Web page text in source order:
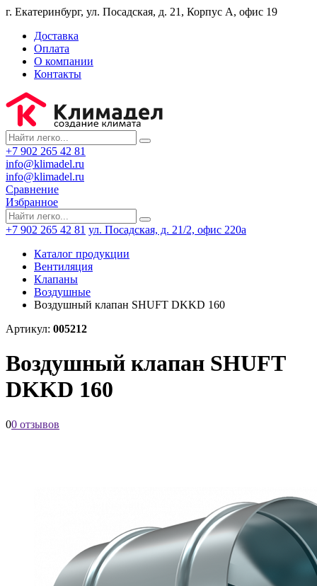
г. Екатеринбург, ул. Посадская, д. 21, Корпус А, офис 19
Доставка
Оплата
О компании
Контакты
+7 902 265 42 81
info@klimadel.ru
info@klimadel.ru
Сравнение
Избранное
+7 902 265 42 81 ул. Посадская, д. 21/2, офис 220а
Каталог продукции
Вентиляция
Клапаны
Воздушные
Воздушный клапан SHUFT DKKD 160
Артикул: 005212
Воздушный клапан SHUFT
DKKD 160
00 отзывов